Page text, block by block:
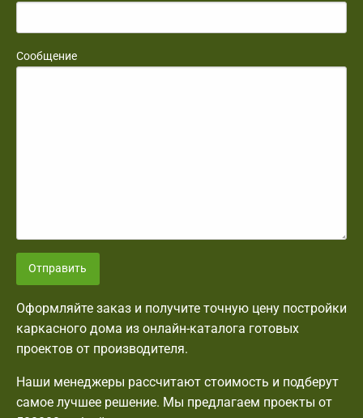
Сообщение
Отправить
Оформляйте заказ и получите точную цену постройки
каркасного дома из онлайн-каталога готовых
проектов от производителя.
Наши менеджеры рассчитают стоимость и подберут
самое лучшее решение. Мы предлагаем проекты от